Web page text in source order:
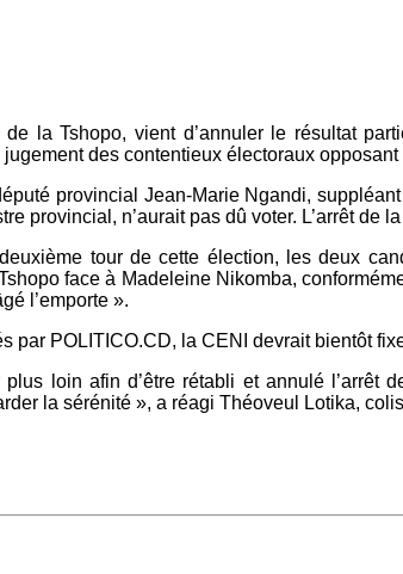
la Tshopo, vient d’annuler le résultat
des contentieux électoraux
provincial Jean-Marie Ngandi,
provincial, n’aurait pas dû voter. L’arrêt de
deuxième tour de cette élection, les deux
face à Madeleine Nikomba,
l’emporte ».
par POLITICO.CD, la CENI devrait bientôt
plus loin afin d’être rétabli et annulé
la sérénité », a réagi Théoveul Lotika,